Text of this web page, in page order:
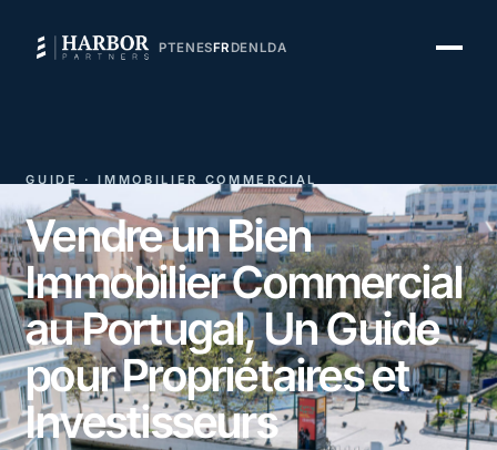
PTENESFRDENLDA
GUIDE · IMMOBILIER COMMERCIAL
Vendre un Bien
Immobilier Commercial
au Portugal, Un Guide
pour Propriétaires et
Investisseurs